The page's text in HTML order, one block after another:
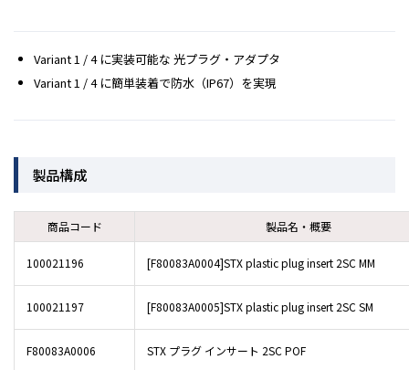
Variant 1 / 4 に実装可能な 光プラグ・アダプタ
Variant 1 / 4 に簡単装着で防水（IP67）を実現
製品構成
商品コード 製品名・概要
100021196 [F80083A0004]STX plastic plug insert 2SC MM
100021197 [F80083A0005]STX plastic plug insert 2SC SM
F80083A0006 STX プラグ インサート 2SC POF